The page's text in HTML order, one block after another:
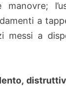
a
a